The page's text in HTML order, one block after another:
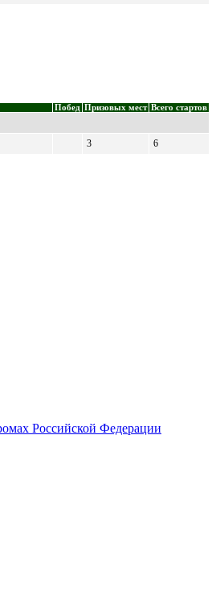
Побед Призовых мест Всего стартов
3 6
Российской Федерации